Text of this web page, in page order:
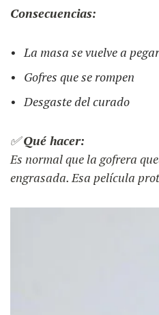
Consecuencias:
La masa se vuelve a pegar
Gofres que se rompen
Desgaste del curado
✅Qué hacer:
Es normal que la gofrera
engrasada. Esa película